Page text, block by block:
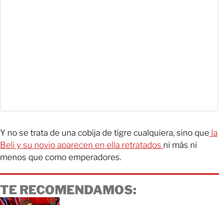
Y no se trata de una cobija de tigre cualquiera, sino que la
Beli y su novio aparecen en ella retratados ni más ni
menos que como emperadores.
TE RECOMENDAMOS: